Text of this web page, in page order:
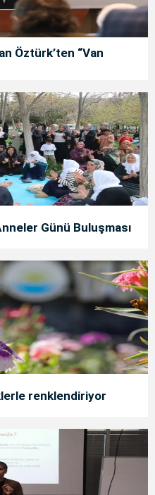
Öztürk’ten “Van
Günü Buluşması
renklendiriyor